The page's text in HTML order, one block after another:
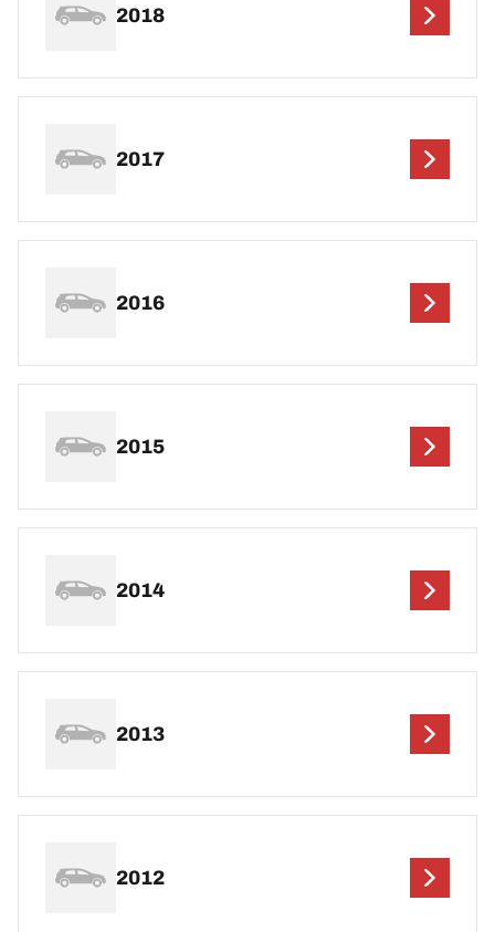
2018
2017
2016
2015
2014
2013
2012